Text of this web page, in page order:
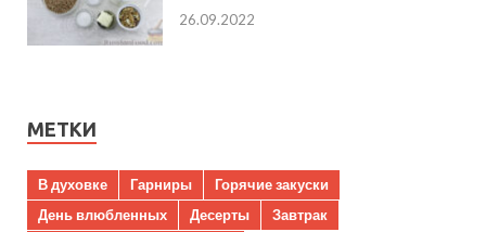
26.09.2022
МЕТКИ
В духовке Гарниры
Горячие закуски
День влюбленных
Десерты
Завтрак